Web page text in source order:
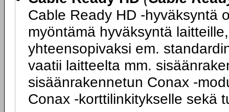
Cable Ready HD -hyväksyntä
myöntämä hyväksyntä
yhteensopivaksi em.
vaatii laitteelta mm.
sisäänrakennetun Conax -
Conax -korttilinkitykselle sekä